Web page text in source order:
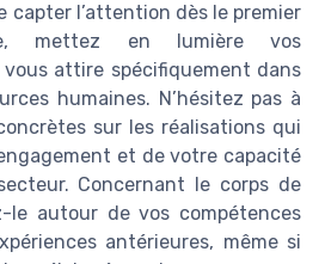
capter l’attention dès le premier
mettez en lumière vos
attire spécifiquement dans
humaines. N’hésitez pas à
sur les réalisations qui
et de votre capacité
Concernant le corps de
autour de vos compétences
antérieures, même si